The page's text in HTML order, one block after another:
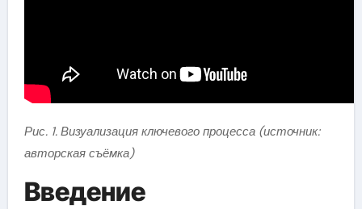
Рис. 1. Визуализация ключевого процесса (источник:
авторская съёмка)
Введение